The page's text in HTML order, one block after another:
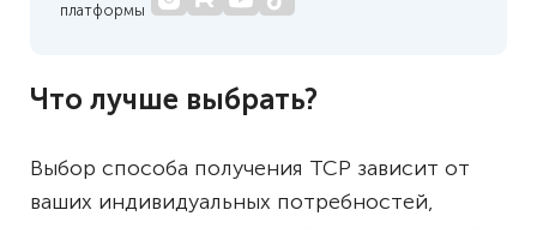
платформы
Что лучше выбрать?
Выбор способа получения ТСР зависит от
ваших индивидуальных потребностей,